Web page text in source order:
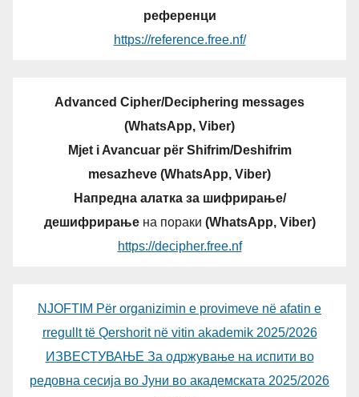
референци
https://reference.free.nf/
Advanced Cipher/Deciphering messages
(WhatsApp, Viber)
Mjet i Avancuar për Shifrim/Deshifrim
mesazheve (WhatsApp, Viber)
Напредна алатка за шифрирање/
дешифрирањена пораки (WhatsApp, Viber)
https://decipher.free.nf
NJOFTIM Për organizimin e provimeve në afatin e
rregullt të Qershorit në vitin akademik 2025/2026
ИЗВЕСТУВАЊЕ За одржување на испити во
редовна сесија во Јуни во академската 2025/2026